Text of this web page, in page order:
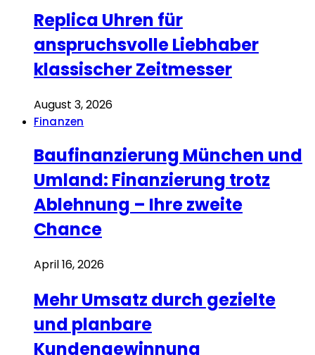
Replica Uhren für
anspruchsvolle Liebhaber
klassischer Zeitmesser
August 3, 2026
Finanzen
Baufinanzierung München und
Umland: Finanzierung trotz
Ablehnung – Ihre zweite
Chance
April 16, 2026
Mehr Umsatz durch gezielte
und planbare
Kundengewinnung